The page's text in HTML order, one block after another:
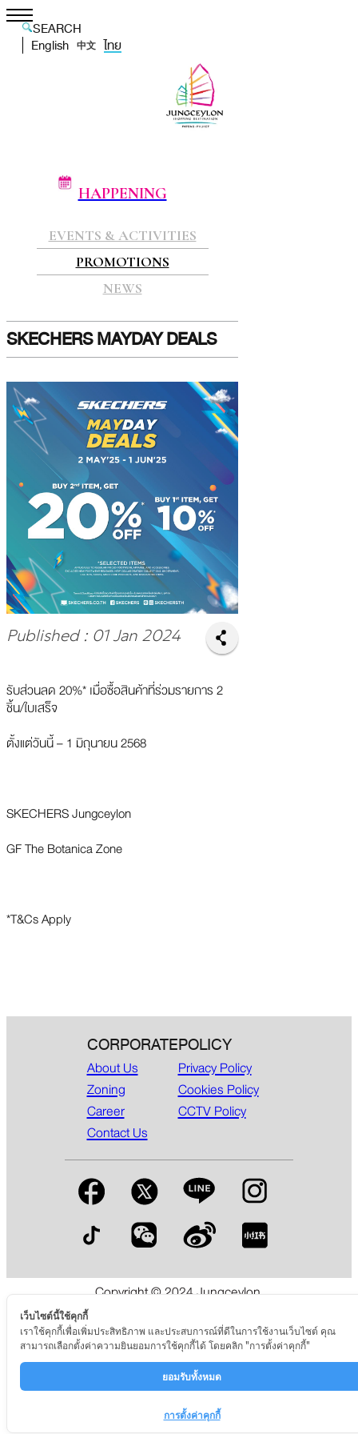
SEARCH
English
中文 ไทย
HAPPENING
EVENTS & ACTIVITIES
PROMOTIONS
NEWS
SKECHERS MAYDAY DEALS
Published : 01 Jan 2024
รับส่วนลด 20%* เมื่อซื้อสินค้าที่ร่วมรายการ 2
ชิ้น/ใบเสร็จ
ตั้งแต่วันนี้ – 1 มิถุนายน 2568
SKECHERS Jungceylon
GF The Botanica Zone
*T&Cs Apply
CORPORATE
About Us
Zoning
Career
Contact Us
POLICY
Privacy Policy
Cookies Policy
CCTV Policy
Copyright © 2024 Jungceylon.
The International Shopping & Leisure Destination in Patong,
Phuket.
เว็บไซต์นี้ใช้คุกกี้
เราใช้คุกกี้เพื่อเพิ่มประสิทธิภาพ และประสบการณ์ที่ดีในการใช้งานเว็บไซต์ คุณ
สามารถเลือกตั้งค่าความยินยอมการใช้คุกกี้ได้ โดยคลิก "การตั้งค่าคุกกี้"
ยอมรับทั้งหมด
การตั้งค่าคุกกี้